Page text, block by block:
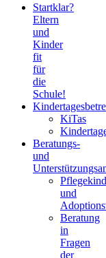
Startklar?
Eltern
und
Kinder
fit
für
die
Schule!
KiTas
Beratungs-
und
und
Beratung
in
Fragen
der